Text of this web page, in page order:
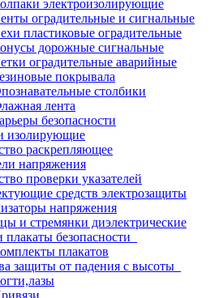
электроизолирующие
оградительные и сигнальные
пластиковые оградительные
дорожные сигнальные
оградительные аварийные
покрывала
столбики
лента
безопасности
изолирующие
раскрепляющее
напряжения
проверки указателей
средств электрозащиты
напряжения
и стремянки диэлектрические
плакаты безопасности
плакатов
защиты от падения с высоты